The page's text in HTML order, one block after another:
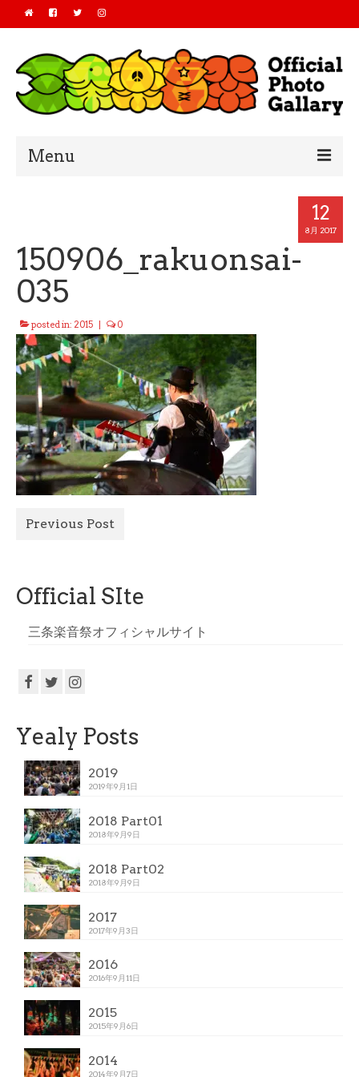
Menu
2018
2017
2016
All Photo
Official Site
12
8月 2017
150906_rakuonsai-
035
posted in: 2015 0
Previous Post
Official SIte
三条楽音祭オフィシャルサイト
Yealy Posts
2019
2019年9月1日
2018 Part01
2018年9月9日
2018 Part02
2018年9月9日
2017
2017年9月3日
2016
2016年9月11日
2015
2015年9月6日
2014
2014年9月7日